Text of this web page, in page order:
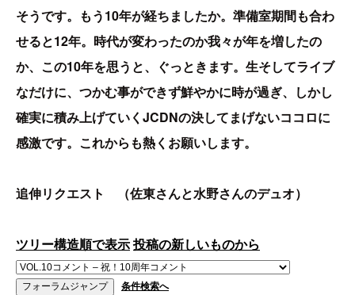
そうです。もう10年が経ちましたか。準備室期間も合わ
せると12年。時代が変わったのか我々が年を増したの
か、この10年を思うと、ぐっときます。生そしてライブ
なだけに、つかむ事ができず鮮やかに時が過ぎ、しかし
確実に積み上げていくJCDNの決してまげないココロに
感激です。これからも熱くお願いします。
追伸リクエスト （佐東さんと水野さんのデュオ）
ツリー構造順で表示投稿の新しいものから
条件検索へ